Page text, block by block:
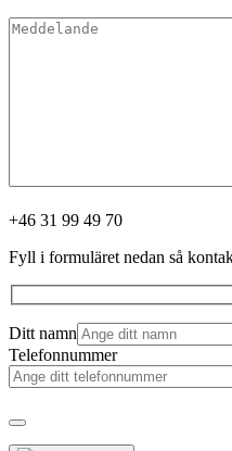
+46 31 99 49 70
Fyll i formuläret nedan så
Ditt namn
Telefonnummer